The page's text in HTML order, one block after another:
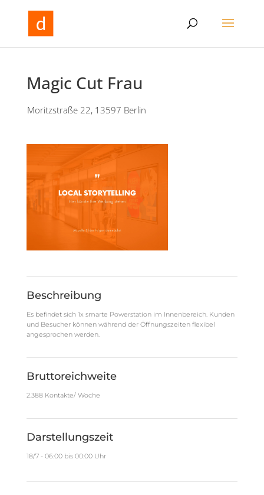
Magic Cut Frau
Moritzstraße 22, 13597 Berlin
Beschreibung
Es befindet sich 1x smarte Powerstation im Innenbereich. Kunden
und Besucher können während der Öffnungszeiten flexibel
angesprochen werden.
Bruttoreichweite
2.388 Kontakte/ Woche
Darstellungszeit
18/7 - 06:00 bis 00:00 Uhr